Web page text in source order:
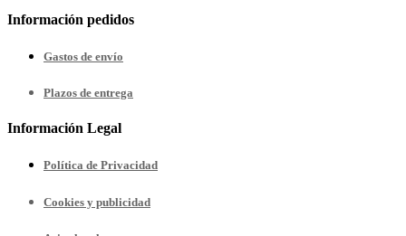
Información pedidos
Gastos de envío
Plazos de entrega
Información Legal
Política de Privacidad
Cookies y publicidad